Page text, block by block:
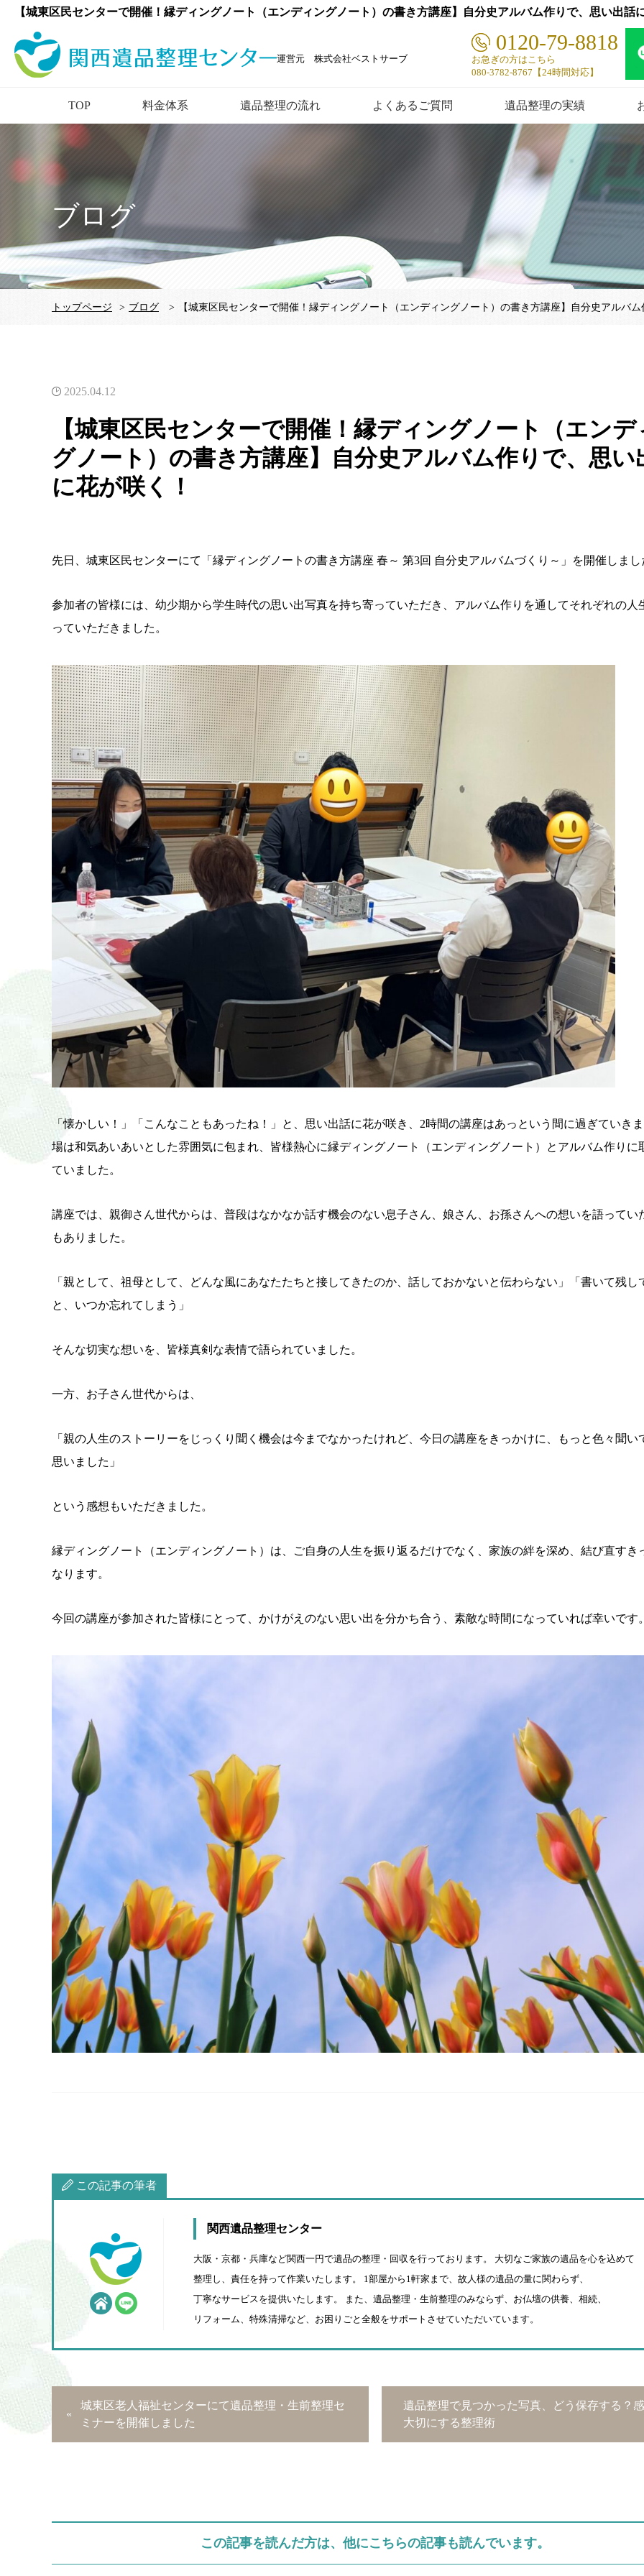
【城東区民センターで開催！縁ディングノート（エンディングノート）の書き方講座】自分史アルバム作りで、思い出話
運営元 株式会社ベストサーブ
0120-79-8818
お急ぎの方はこちら
080-3782-8767【24時間対応】
TOP 料金体系 遺品整理の流れ よくあるご質問 遺品整理の実績
ブログ
トップページ > ブログ > 【城東区民センターで開催！縁ディングノート（エンディングノート）の書き方講座】自分史アルバ
2025.04.12
【城東区民センターで開催！縁ディングノート（エンデ
グノート）の書き方講座】自分史アルバム作りで、思い
に花が咲く！
先日、城東区民センターにて「縁ディングノートの書き方講座 春～ 第3回 自分史アルバムづくり～」を開催しまし
参加者の皆様には、幼少期から学生時代の思い出写真を持ち寄っていただき、アルバム作りを通してそれぞれの人
っていただきました。
「懐かしい！」「こんなこともあったね！」と、思い出話に花が咲き、2時間の講座はあっという間に過ぎていき
場は和気あいあいとした雰囲気に包まれ、皆様熱心に縁ディングノート（エンディングノート）とアルバム作りに
ていました。
講座では、親御さん世代からは、普段はなかなか話す機会のない息子さん、娘さん、お孫さんへの想いを語ってい
もありました。
「親として、祖母として、どんな風にあなたたちと接してきたのか、話しておかないと伝わらない」「書いて残し
と、いつか忘れてしまう」
そんな切実な想いを、皆様真剣な表情で語られていました。
一方、お子さん世代からは、
「親の人生のストーリーをじっくり聞く機会は今までなかったけれど、今日の講座をきっかけに、もっと色々聞い
思いました」
という感想もいただきました。
縁ディングノート（エンディングノート）は、ご自身の人生を振り返るだけでなく、家族の絆を深め、結び直すき
なります。
今回の講座が参加された皆様にとって、かけがえのない思い出を分かち合う、素敵な時間になっていれば幸いです
この記事の筆者
関西遺品整理センター
大阪・京都・兵庫など関西一円で遺品の整理・回収を行っております。 大切なご家族の遺品を心を込めて
整理し、責任を持って作業いたします。 1部屋から1軒家まで、故人様の遺品の量に関わらず、
丁寧なサービスを提供いたします。 また、遺品整理・生前整理のみならず、お仏壇の供養、相続、
リフォーム、特殊清掃など、お困りごと全般をサポートさせていただいています。
城東区老人福祉センターにて遺品整理・生前整理セ
ミナーを開催しました
遺品整理で見つかった写真、どう保存する？
大切にする整理術
この記事を読んだ方は、他にこちらの記事も読んでいます。